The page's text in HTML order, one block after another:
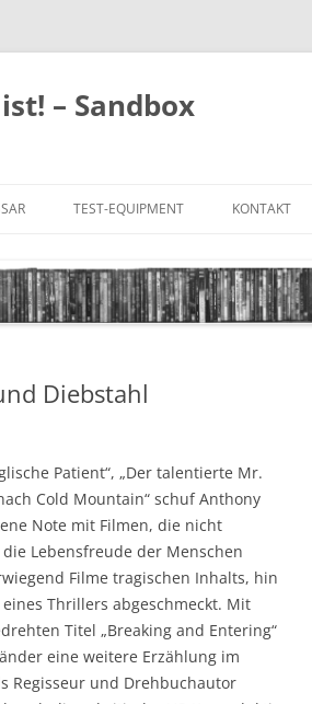
– Sandbox
& TON
TYPEN
TEST-EQUIPMENT KONTAKT
IMPRESSUM
Diebstahl
Patient“, „Der talentierte Mr.
Cold Mountain“ schuf Anthony
Note mit Filmen, die nicht
Lebensfreude der Menschen
Filme tragischen Inhalts, hin
Thrillers abgeschmeckt. Mit
Titel „Breaking and Entering“
eine weitere Erzählung im
Regisseur und Drehbuchautor